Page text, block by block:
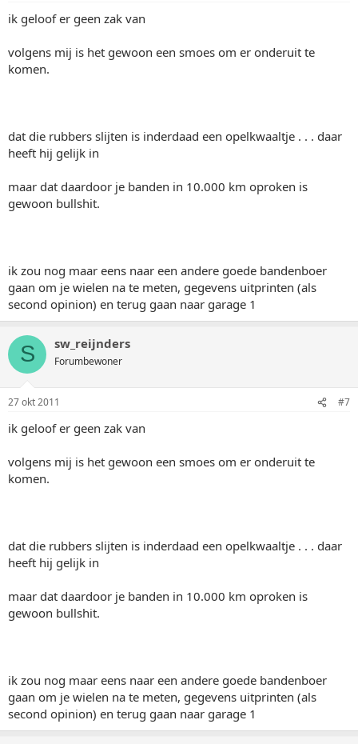
ik geloof er geen zak van
volgens mij is het gewoon een smoes om er onderuit te
komen.
dat die rubbers slijten is inderdaad een opelkwaaltje . . . daar
heeft hij gelijk in
maar dat daardoor je banden in 10.000 km oproken is
gewoon bullshit.
ik zou nog maar eens naar een andere goede bandenboer
gaan om je wielen na te meten, gegevens uitprinten (als
second opinion) en terug gaan naar garage 1
S sw_reijnders
Forumbewoner
27 okt 2011 #7
ik geloof er geen zak van
volgens mij is het gewoon een smoes om er onderuit te
komen.
dat die rubbers slijten is inderdaad een opelkwaaltje . . . daar
heeft hij gelijk in
maar dat daardoor je banden in 10.000 km oproken is
gewoon bullshit.
ik zou nog maar eens naar een andere goede bandenboer
gaan om je wielen na te meten, gegevens uitprinten (als
second opinion) en terug gaan naar garage 1